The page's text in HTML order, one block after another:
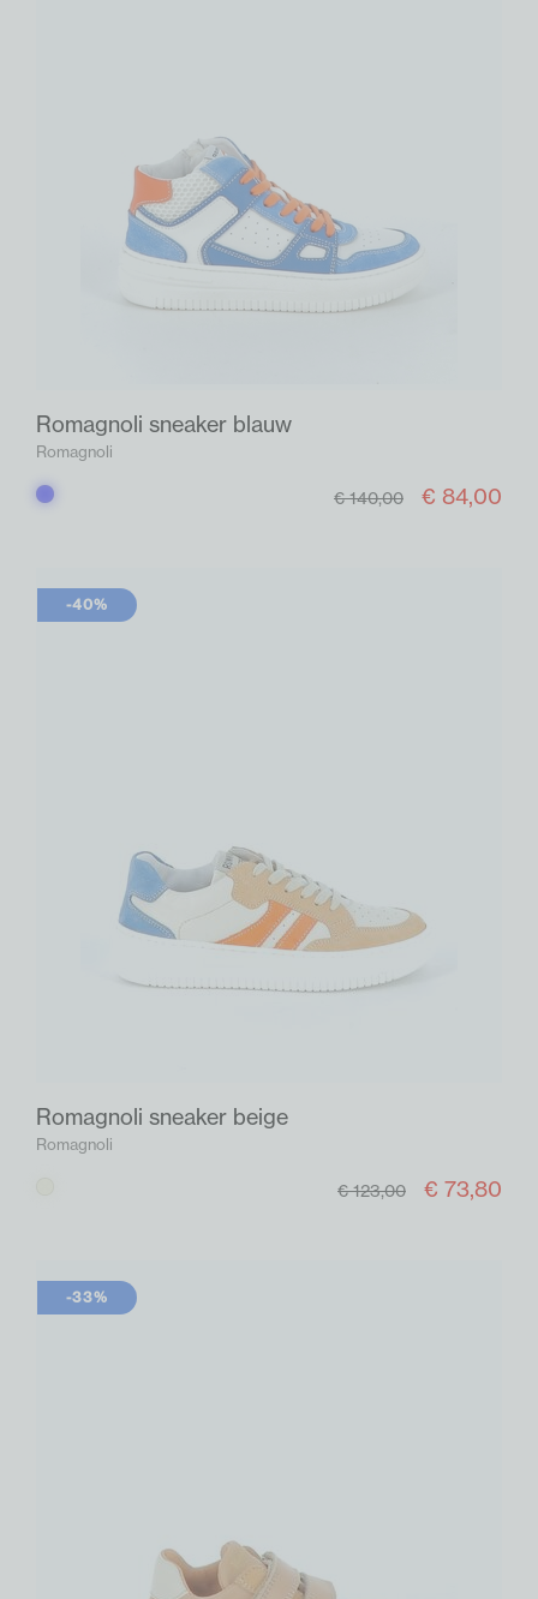
Romagnoli sneaker blauw
Romagnoli
Blauw € 140,00 € 84,00
-40%
Romagnoli sneaker beige
Romagnoli
€ 123,00 € 73,80
-33%